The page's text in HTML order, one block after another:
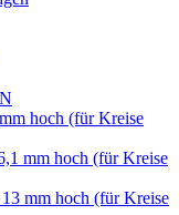
hoch (für Kreise
mm hoch (für Kreise
mm hoch (für Kreise